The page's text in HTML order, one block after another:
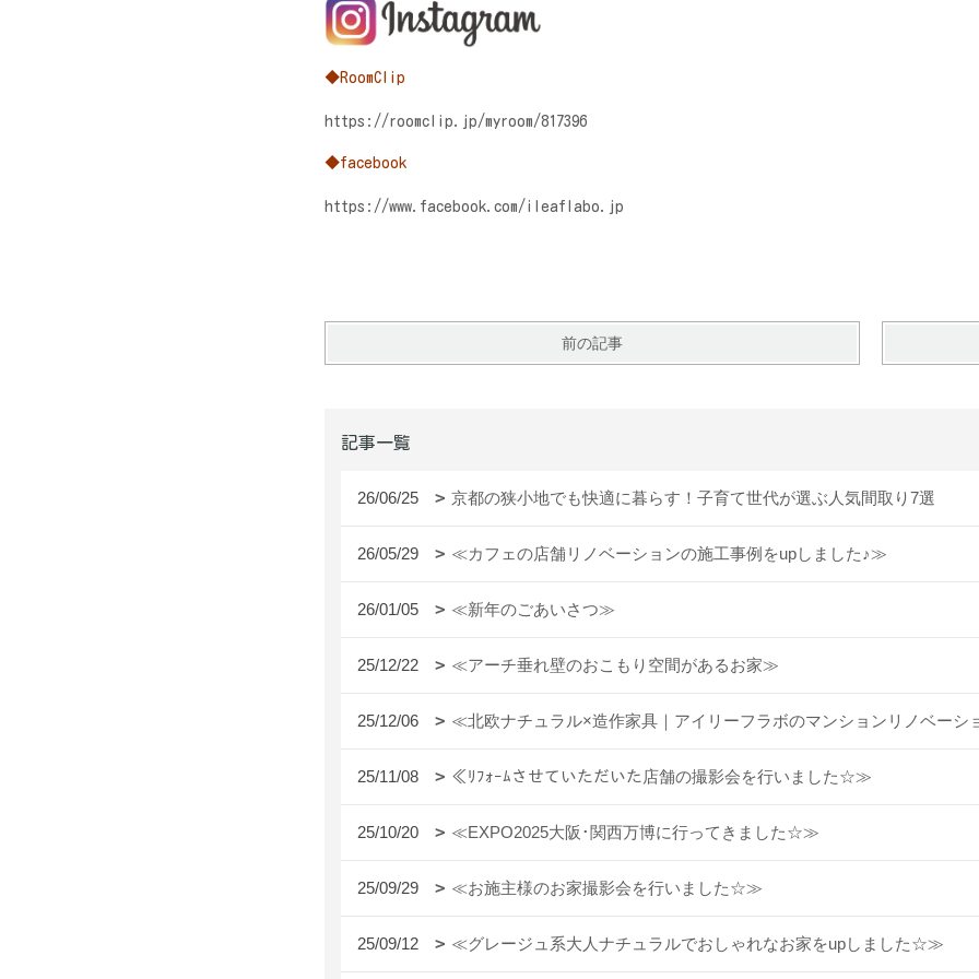
◆RoomClip
https://roomclip.jp/myroom/817396
◆facebook
https://www.facebook.com/ileaflabo.jp
前の記事
記事一覧
26/06/25 京都の狭小地でも快適に暮らす！子育て世代が選ぶ人気間取り7選
26/05/29 ≪カフェの店舗リノベーションの施工事例をupしました♪≫
26/01/05 ≪新年のごあいさつ≫
25/12/22 ≪アーチ垂れ壁のおこもり空間があるお家≫
25/12/06 ≪北欧ナチュラル×造作家具｜アイリーフラボのマンションリノベー
25/11/08 ≪ﾘﾌｫｰﾑさせていただいた店舗の撮影会を行いました☆≫
25/10/20 ≪EXPO2025大阪･関西万博に行ってきました☆≫
25/09/29 ≪お施主様のお家撮影会を行いました☆≫
25/09/12 ≪グレージュ系大人ナチュラルでおしゃれなお家をupしました☆≫